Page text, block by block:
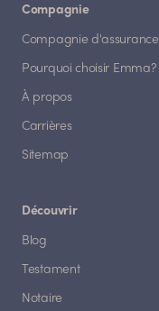
Compagnie
Compagnie d'assurance
Pourquoi choisir Emma?
À propos
Carrières
Sitemap
Découvrir
Blog
Testament
Notaire